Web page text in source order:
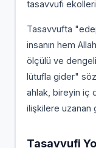
tasavvufi
Tasavvufta
insanın hem
ölçülü ve
lütufla gider"
ahlak, bireyin iç
ilişkilere uzanan
Tasavvufi